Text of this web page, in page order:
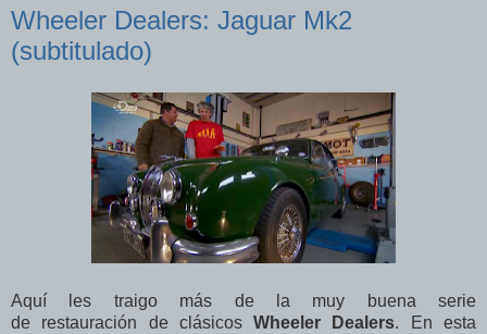
Wheeler Dealers: Jaguar Mk2
(subtitulado)
Aquí les traigo más de la muy buena serie
de restauración de clásicosWheeler Dealers. En esta